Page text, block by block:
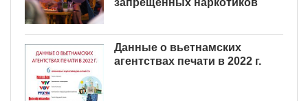
Данные о вьетнамских
агентствах печати в 2022 г.